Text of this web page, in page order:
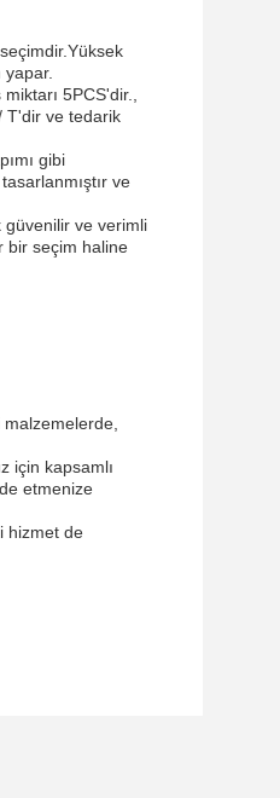
5PCS'dir.,
T'dir ve tedarik
gibi
ve
güvenilir ve verimli
bir seçim haline
için kapsamlı
etmenize
hizmet de